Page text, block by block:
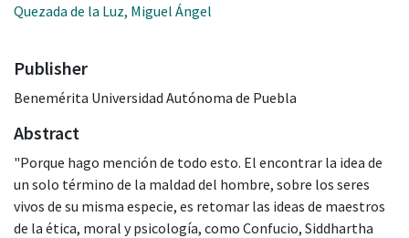
Quezada de la Luz, Miguel Ángel
Publisher
Benemérita Universidad Autónoma de Puebla
Abstract
"Porque hago mención de todo esto. El encontrar la idea de
un solo término de la maldad del hombre, sobre los seres
vivos de su misma especie, es retomar las ideas de maestros
de la ética, moral y psicología, como Confucio, Siddhartha